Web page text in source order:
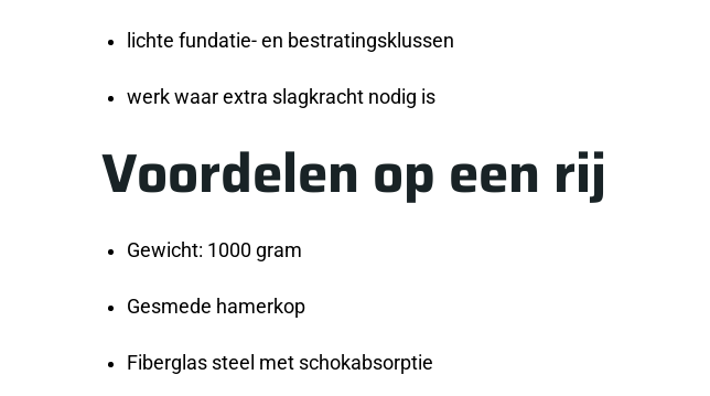
lichte fundatie- en bestratingsklussen
werk waar extra slagkracht nodig is
Voordelen op een rij
Gewicht: 1000 gram
Gesmede hamerkop
Fiberglas steel met schokabsorptie